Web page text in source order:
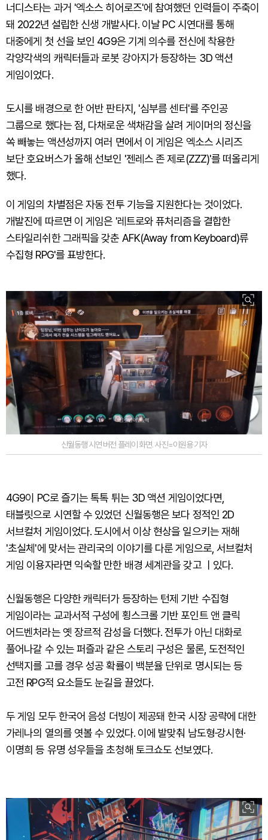
너디스타는 과거 '엑소스 히어로즈'에 참여했던 인력들이 주축이
돼 2022년 설립한 신생 개발사다. 이날 PC 시연대를 통해
대중에게 첫 선을 보인 4G9은 기계 의수를 전신에 착용한
각양각색의 캐릭터들과 로봇 강아지가 등장하는 3D 액션
게임이었다.
도시를 배경으로 한 어반 판타지, '심부름 센터'를 주인공
그룹으로 했다는 점, 다채로운 색채감을 살려 게이머의 정신을
쏙 빼놓는 액션성까지 여러 면에서 이 게임은 엑소스 시리즈
보단 호요버스가 올해 선보인 '젠레스 존 제로(ZZZ)'를 떠올리게
했다.
이 게임의 차별점은 자동 전투 기능을 지원한다는 것이었다.
개발진에 따르면 이 게임은 '레트로와 퓨처리즘을 결합한
스타일리쉬한 그래픽을 갖춘 AFK(Away from Keyboard)류
수집형 RPG'를 표방한다.
신월동행 시연 버전 플레이 화면. 사진=이원용 기자
4G9이 PC로 즐기는 톡톡 튀는 3D 액션 게임이었다면,
태블릿으로 시연할 수 있었던 신월동행은 보다 정적인 2D
서브컬처 게임이었다. 도시에서 이상 현상을 일으키는 재해
'초실체'에 맞서는 관리국의 이야기를 다룬 게임으로, 서브컬처
게임 이용자라면 익숙할 만한 배경 세계관을 갖고 ㅣ있다.
신월동행은 다양한 캐릭터가 등장하는 턴제 기반 수집형
게임이라는 교과서적 구성에 횡스크롤 기반 포인트 앤 클릭
어드벤처라는 옛 장르적 감성을 더했다. 전투가 아닌 대화로
풀어나갈 수 있는 퍼즐과 같은 스토리 구성은 물론, 도전적인
선택지를 고를 경우 성공 확률이 백분율 단위로 명시되는 등
고전 RPG적 요소들도 눈길을 끌었다.
두 게임 모두 한국어 음성 더빙이 제공돼 한국 시장 공략에 대한
가레나의 열의를 엿볼 수 있었다. 이에 발맞춰 남도형·강시현·
이명희 등 유명 성우들을 초청해 토크쇼도 선보였다.